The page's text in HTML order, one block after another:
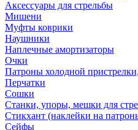
Аксессуары для стрельбы
Мишени
Муфты коврики
Наушники
Наплечные амортизаторы
Очки
Патроны холодной
Перчатки
Сошки
Станки, упоры, мешки для
Стикхант (наклейки на
Сейфы